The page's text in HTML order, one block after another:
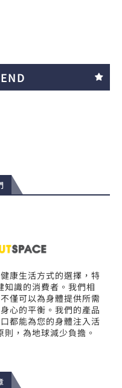
康生活方式的選擇，特
知識的消費者。我們相
僅可以為身體提供所需
心的平衡。我們的產品
都能為您的身體注入活
，為地球減少負擔。